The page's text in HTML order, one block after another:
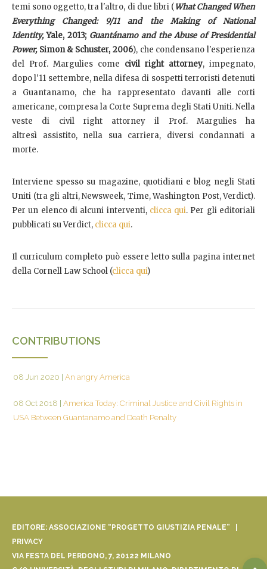
temi sono oggetto, tra l'altro, di due libri (What Changed When
Everything Changed: 9/11 and the Making of National
Identity,Yale, 2013; Guantánamo and the Abuse of Presidential
Power,Simon & Schuster, 2006), che condensano l'esperienza
del Prof. Margulies come civil right attorney, impegnato,
dopo l'11 settembre, nella difesa di sospetti terroristi detenuti
a Guantanamo, che ha rappresentato davanti alle corti
americane, compresa la Corte Suprema degli Stati Uniti. Nella
veste di civil right attorney il Prof. Margulies ha
altresì assistito, nella sua carriera, diversi condannati a
morte.
Interviene spesso su magazine, quotidiani e blog negli Stati
Uniti (tra gli altri, Newsweek, Time, Washington Post, Verdict).
Per un elenco di alcuni interventi, clicca qui. Per gli editoriali
pubblicati su Verdict, clicca qui.
Il curriculum completo può essere letto sulla pagina internet
della Cornell Law School (clicca qui)
CONTRIBUTIONS
08 Jun 2020 An angry America
08 Oct 2018
America Today: Criminal Justice and Civil Rights in
USA Between Guantanamo and Death Penalty
EDITORE: ASSOCIAZIONE “PROGETTO GIUSTIZIA PENALE” |
PRIVACY
VIA FESTA DEL PERDONO, 7, 20122 MILANO